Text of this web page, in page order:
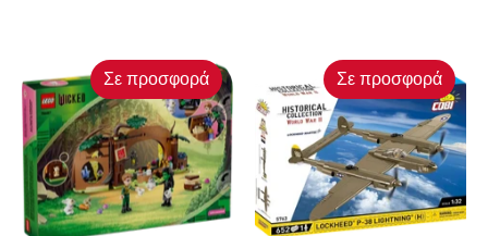
Σε προσφορά Σε προσφορά